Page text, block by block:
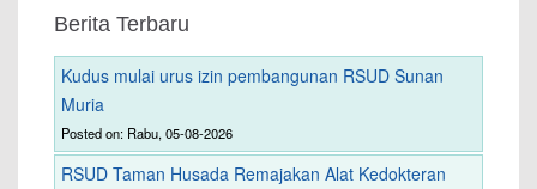
Berita Terbaru
Kudus mulai urus izin pembangunan RSUD Sunan
Muria
Posted on: Rabu, 05-08-2026
RSUD Taman Husada Remajakan Alat Kedokteran